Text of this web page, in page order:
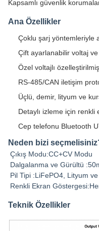
Kapsamlı güvenlik
Ana Özellikler
Çoklu şarj yöntemleriyle
Çift ayarlanabilir voltaj
Özel voltajlı
RS-485/CAN iletişim
Üçlü, demir, lityum ve
Detaylı izleme için renkli
Cep telefonu Bluetooth
Neden bizi
Çıkış Modu:CC+CV Modu
Dalgalanma ve Gürültü
Pil Tipi :LiFePO4, Lityum
Renkli Ekran
Teknik Özellikler